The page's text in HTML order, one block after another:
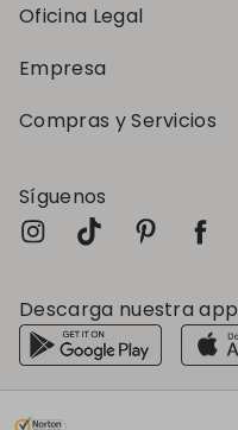
Oficina Legal
Empresa
Compras y Servicios
Síguenos
Descarga nuestra app